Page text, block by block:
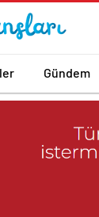
Gündem